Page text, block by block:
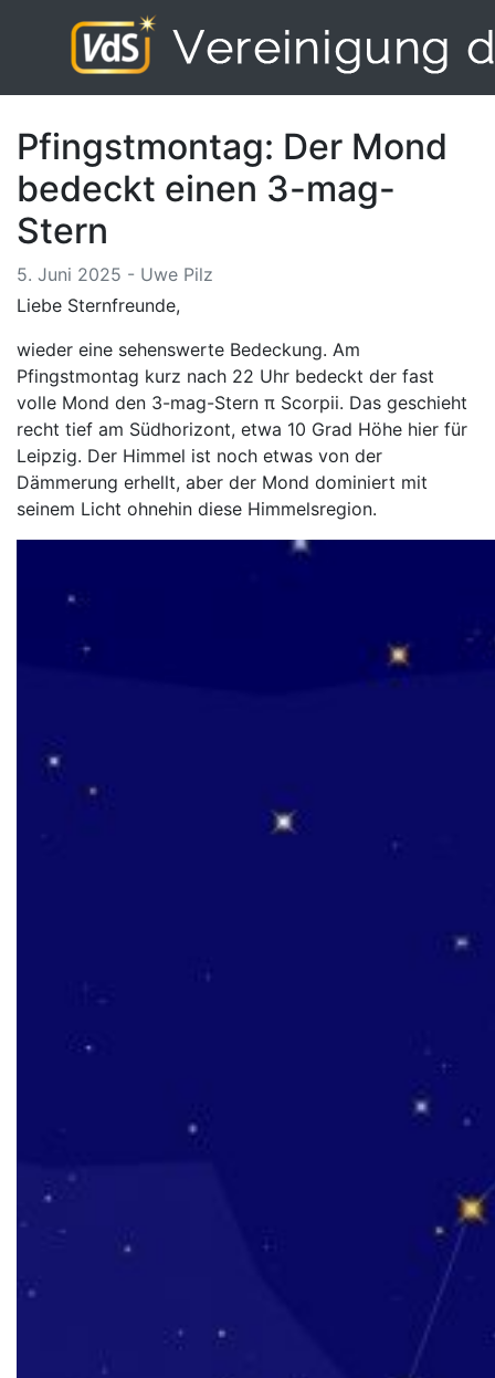
Pfingstmontag: Der Mond
bedeckt einen 3-mag-
Stern
5. Juni 2025 - Uwe Pilz
Liebe Sternfreunde,
wieder eine sehenswerte Bedeckung. Am
Pfingstmontag kurz nach 22 Uhr bedeckt der fast
volle Mond den 3-mag-Stern π Scorpii. Das geschieht
recht tief am Südhorizont, etwa 10 Grad Höhe hier für
Leipzig. Der Himmel ist noch etwas von der
Dämmerung erhellt, aber der Mond dominiert mit
seinem Licht ohnehin diese Himmelsregion.